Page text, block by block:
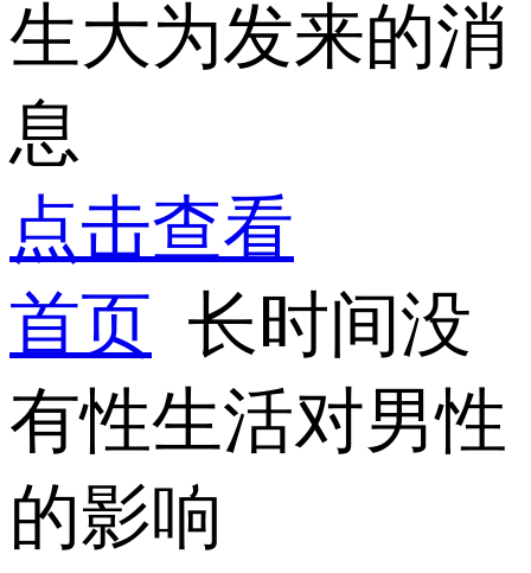
生大为发来的消
息
点击查看
首页 长时间没
有性生活对男性
的影响